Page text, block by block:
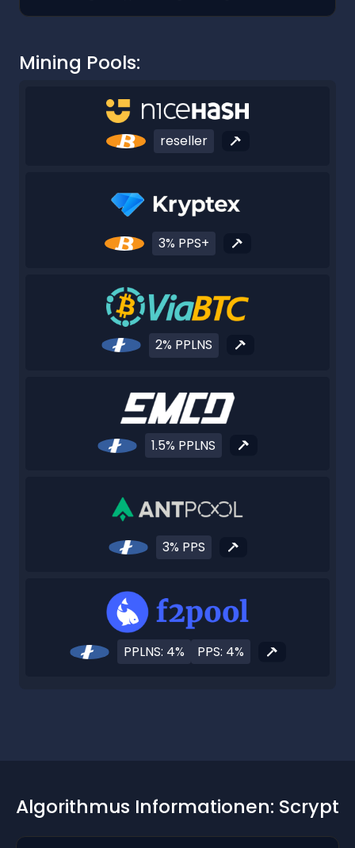
Mining Pools:
reseller
3% PPS+
2% PPLNS
1.5% PPLNS
3% PPS
PPLNS: 4% PPS: 4%
Algorithmus Informationen: Scrypt